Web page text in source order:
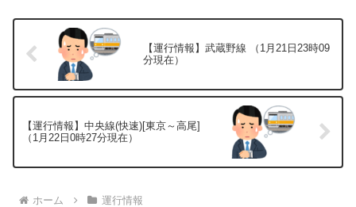
【運行情報】武蔵野線 （1月21日23時09
分現在）
【運行情報】中央線(快速)[東京～高尾]
（1月22日0時27分現在）
ホーム 運行情報